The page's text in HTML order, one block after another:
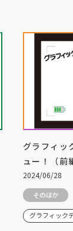
グラフィ
ュー！（前
2024/06/28
そのほか
グラフィック